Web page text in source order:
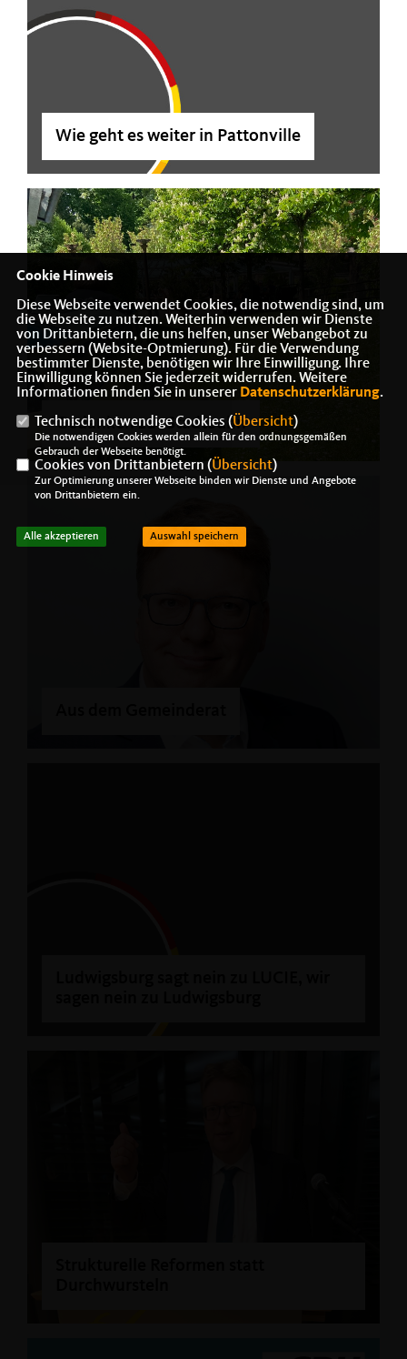
Wie geht es weiter in Pattonville
Gedanken zur Stadtbahn
Cookie Hinweis
Diese Webseite verwendet Cookies, die notwendig sind, um
die Webseite zu nutzen. Weiterhin verwenden wir Dienste
von Drittanbietern, die uns helfen, unser Webangebot zu
verbessern (Website-Optmierung). Für die Verwendung
bestimmter Dienste, benötigen wir Ihre Einwilligung. Ihre
Einwilligung können Sie jederzeit widerrufen. Weitere
Informationen finden Sie in unserer Datenschutzerklärung.
Technisch notwendige Cookies (Übersicht)
Die notwendigen Cookies werden allein für den ordnungsgemäßen
Gebrauch der Webseite benötigt.
Cookies von Drittanbietern (Übersicht)
Zur Optimierung unserer Webseite binden wir Dienste und Angebote
von Drittanbietern ein.
Alle akzeptieren Auswahl speichern